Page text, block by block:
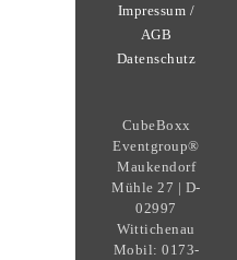
Impressum /
AGB
Datenschutz
CubeBoxx
Eventgroup®
Maukendorf
Mühle 27 | D-
02997
Wittichenau
Mobil: 0173-